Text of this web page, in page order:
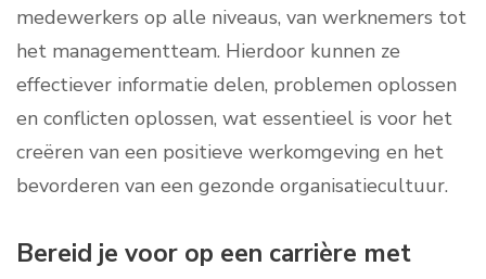
medewerkers op alle niveaus, van werknemers tot
het managementteam. Hierdoor kunnen ze
effectiever informatie delen, problemen oplossen
en conflicten oplossen, wat essentieel is voor het
creëren van een positieve werkomgeving en het
bevorderen van een gezonde organisatiecultuur.
Bereid je voor op een carrière met